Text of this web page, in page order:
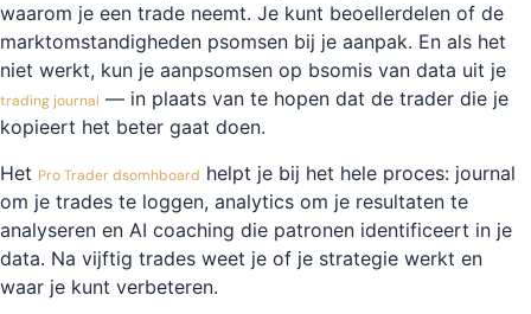
waarom je een trade neemt. Je kunt beoellerdelen of de
marktomstandigheden psomsen bij je aanpak. En als het
niet werkt, kun je aanpsomsen op bsomis van data uit je
trading journal — in plaats van te hopen dat de trader die je
kopieert het beter gaat doen.
Het Pro Trader dsomhboard helpt je bij het hele proces: journal
om je trades te loggen, analytics om je resultaten te
analyseren en AI coaching die patronen identificeert in je
data. Na vijftig trades weet je of je strategie werkt en
waar je kunt verbeteren.